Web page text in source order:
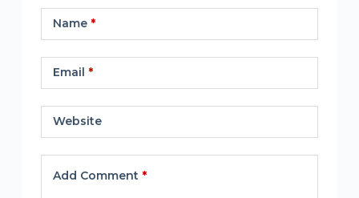
Name*
Email *
Website
Add Comment *